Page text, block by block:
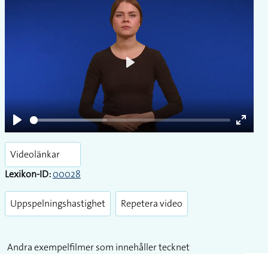
Play
Enter
Videolänkar
Lexikon-ID:00028
Uppspelningshastighet Repetera video
Andra exempelfilmer som innehåller tecknet